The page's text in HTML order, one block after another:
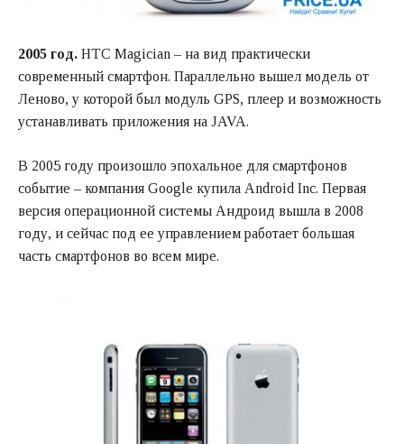
2005 год. HTC Magician – на вид практически
современный смартфон. Параллельно вышел модель от
Леново, у которой был модуль GPS, плеер и возможность
устанавливать приложения на JAVA.
В 2005 году произошло эпохальное для смартфонов
событие – компания Google купила Android Inc. Первая
версия операционной системы Андроид вышла в 2008
году, и сейчас под ее управлением работает большая
часть смартфонов во всем мире.